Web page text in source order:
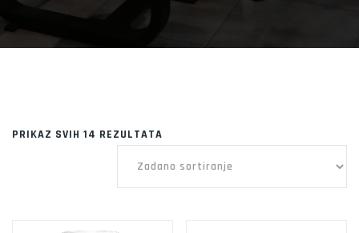
PRIKAZ SVIH 14 REZULTATA